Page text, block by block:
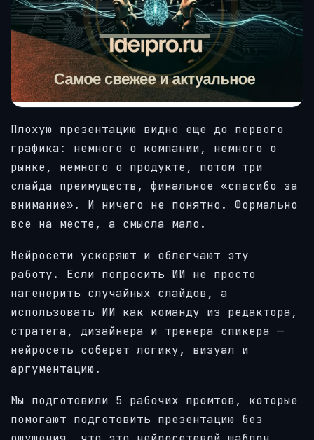
Плохую презентацию видно еще до первого
графика: немного о компании, немного о
рынке, немного о продукте, потом три
слайда преимуществ, финальное «спасибо за
внимание». И ничего не понятно. Формально
все на месте, а смысла мало.
Нейросети ускоряют и облегчают эту
работу. Если попросить ИИ не просто
нагенерить случайных слайдов, а
использовать ИИ как команду из редактора,
стратега, дизайнера и тренера спикера —
нейросеть соберет логику, визуал и
аргументацию.
Мы подготовили 5 рабочих промтов, которые
помогают подготовить презентацию без